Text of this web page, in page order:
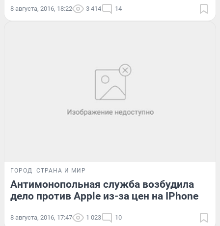
8 августа, 2016, 18:22 3 414 14
ГОРОД СТРАНА И МИР
Антимонопольная служба возбудила
дело против Apple из-за цен на IPhone
8 августа, 2016, 17:47 1 023 10